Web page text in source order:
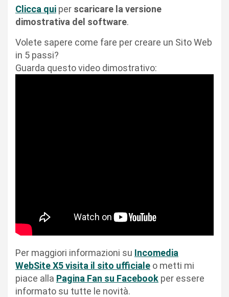
Clicca qui per scaricare la versione
dimostrativa del software.
Volete sapere come fare per creare un Sito Web
in 5 passi?
Guarda questo video dimostrativo:
Per maggiori informazioni su Incomedia
WebSite X5 visita il sito ufficiale o metti mi
piace alla Pagina Fan su Facebook per essere
informato su tutte le novità.